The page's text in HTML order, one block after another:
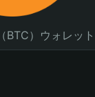
BTC）ウォレット